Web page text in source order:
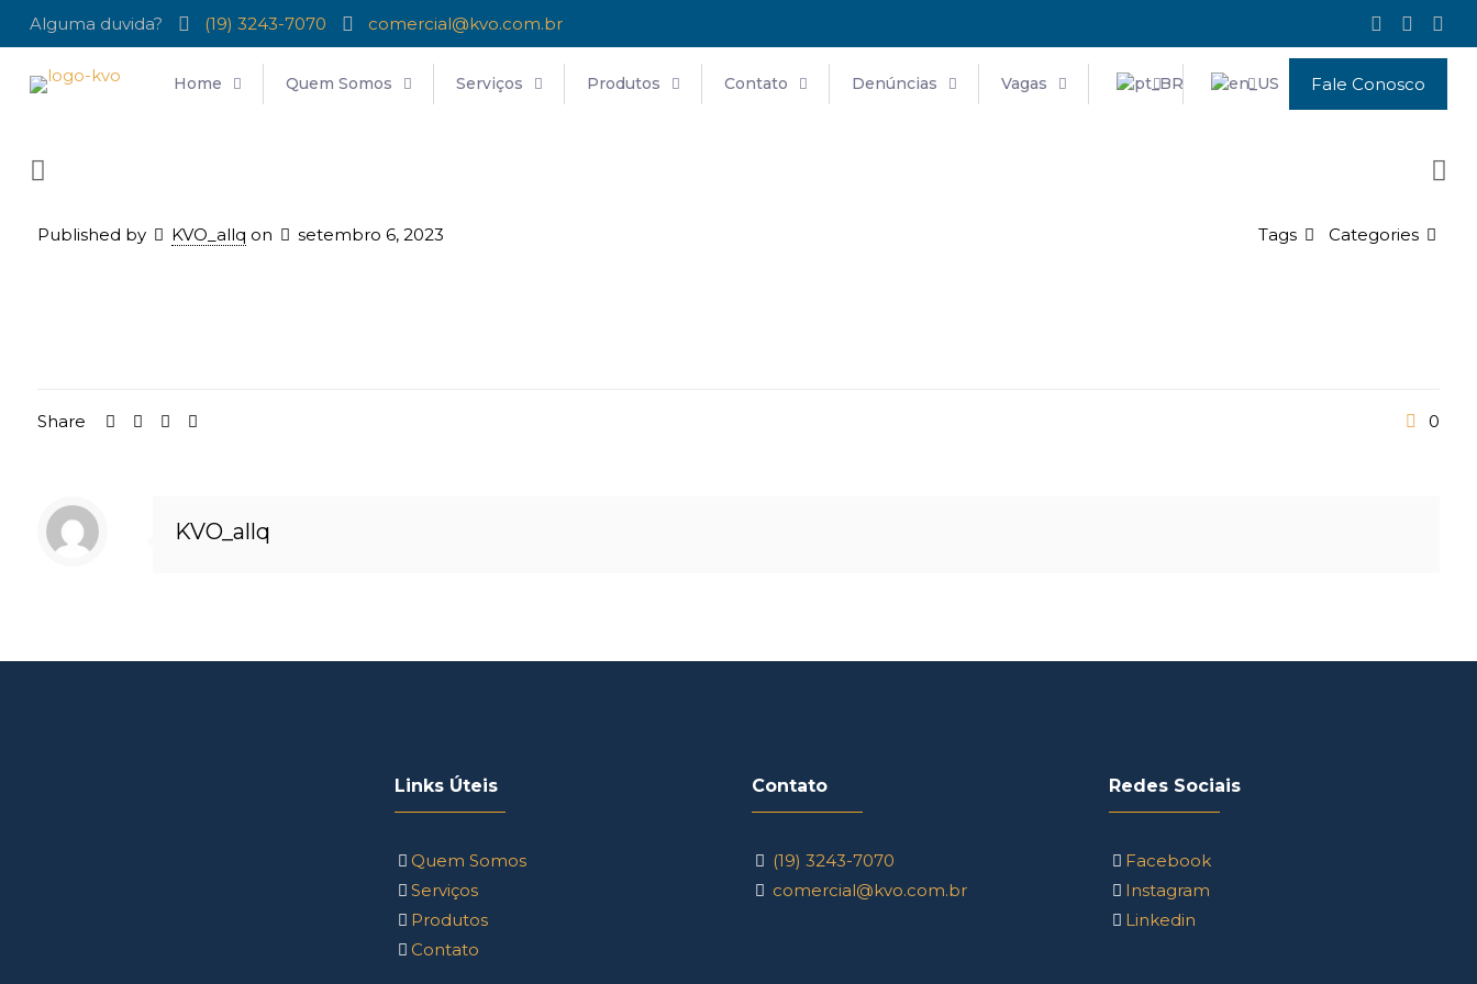
Alguma duvida? (19) 3243-7070 comercial@kvo.com.br
Home Quem Somos Serviços Produtos Contato Denúncias Vagas Fale Conosco
Published by KVO_allq on setembro 6, 2023 Categories
Tags
Share 0
KVO_allq
Links Úteis
Quem Somos
Serviços
Produtos
Contato
Contato
(19) 3243-7070
comercial@kvo.com.br
Redes Sociais
Facebook
Instagram
Linkedin